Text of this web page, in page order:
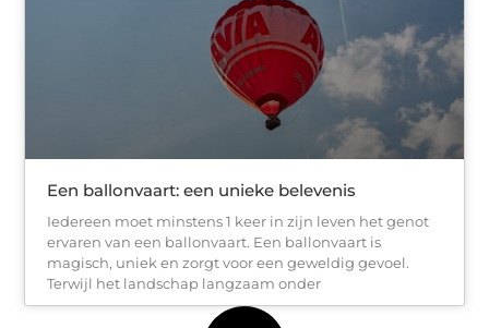
Een ballonvaart: een unieke belevenis
Iedereen moet minstens 1 keer in zijn leven het genot
ervaren van een ballonvaart. Een ballonvaart is
magisch, uniek en zorgt voor een geweldig gevoel.
Terwijl het landschap langzaam onder